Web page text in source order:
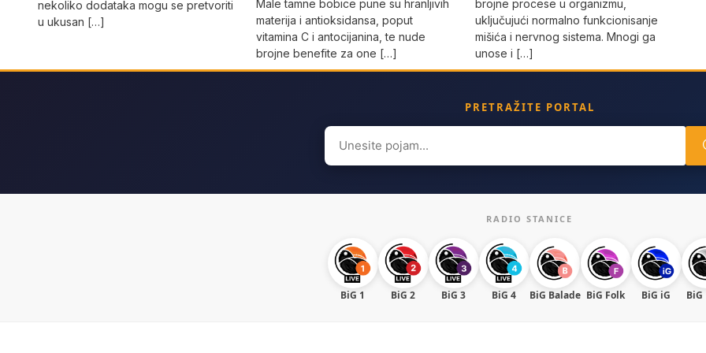
nekoliko dodataka mogu se pretvoriti
u ukusan […]
Male tamne bobice pune su hranljivih
materija i antioksidansa, poput
vitamina C i antocijanina, te nude
brojne benefite za one […]
brojne procese u organizmu,
uključujući normalno funkcionisanje
mišića i nervnog sistema. Mnogi ga
unose i […]
PRETRAŽITE PORTAL
Search
for:
RADIO STANICE
BiG 1 BiG 2 BiG 3 BiG 4 BiG Balade BiG Folk BiG iG BiG